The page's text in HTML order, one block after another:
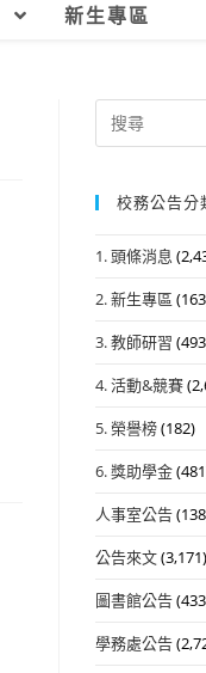
新生專區
Search
for:
校務公告分
1. 頭條消息
2. 新生專區
3. 教師研習
4. 活動&競賽
5. 榮譽榜(182)
6. 獎助學金
人事室公告
公告來文(3,171)
圖書館公告
學務處公告